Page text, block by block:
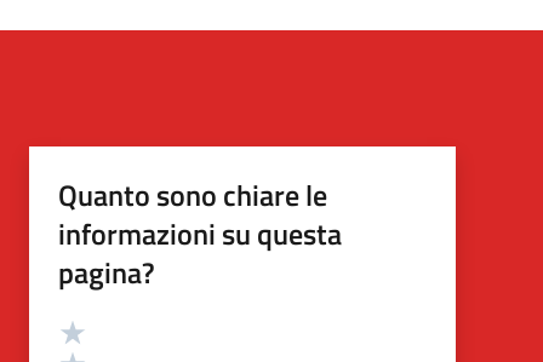
Quanto sono chiare le
informazioni su questa
pagina?
Valutazione